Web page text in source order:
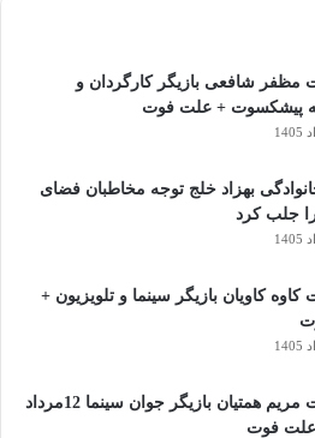
مظفر شافعی بازیگر کارگردان و
پیشکسوت + علت فوت
بهزاد خلج توجه مخاطبان فضای
جلب کرد
کاویان بازیگر سینما و تلویزیون +
درگذشت مریم همتیان بازیگر جوان سینما 12مرداد